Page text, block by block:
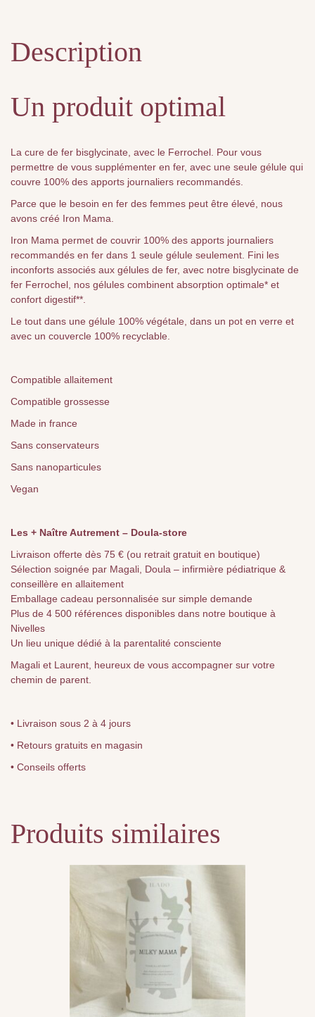
Description
Un produit optimal
La cure de fer bisglycinate, avec le Ferrochel. Pour vous
permettre de vous supplémenter en fer, avec une seule gélule qui
couvre 100% des apports journaliers recommandés.
Parce que le besoin en fer des femmes peut être élevé, nous
avons créé Iron Mama.
Iron Mama permet de couvrir 100% des apports journaliers
recommandés en fer dans 1 seule gélule seulement. Fini les
inconforts associés aux gélules de fer, avec notre bisglycinate de
fer Ferrochel, nos gélules combinent absorption optimale* et
confort digestif**.
Le tout dans une gélule 100% végétale, dans un pot en verre et
avec un couvercle 100% recyclable.
Compatible allaitement
Compatible grossesse
Made in france
Sans conservateurs
Sans nanoparticules
Vegan
Les + Naître Autrement – Doula-store
Livraison offerte dès 75 € (ou retrait gratuit en boutique)
Sélection soignée par Magali, Doula – infirmière pédiatrique &
conseillère en allaitement
Emballage cadeau personnalisée sur simple demande
Plus de 4 500 références disponibles dans notre boutique à
Nivelles
Un lieu unique dédié à la parentalité consciente
Magali et Laurent, heureux de vous accompagner sur votre
chemin de parent.
• Livraison sous 2 à 4 jours
• Retours gratuits en magasin
• Conseils offerts
Produits similaires